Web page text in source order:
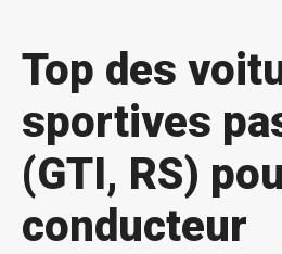
Top des
sportives
(GTI, RS)
conducteur